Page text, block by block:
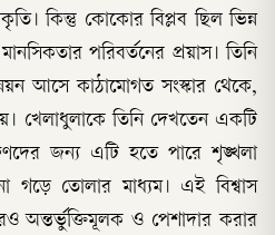
কিন্তু কোকোর বিপ্লব ছিল ভিন্ন
পরিবর্তনের প্রয়াস। তিনি
আসে কাঠামোগত সংস্কার থেকে,
খেলাধুলাকে তিনি দেখতেন একটি
জন্য এটি হতে পারে শৃঙ্খলা
গড়ে তোলার মাধ্যম। এই বিশ্বাস
অন্তর্ভুক্তিমূলক ও পেশাদার করার